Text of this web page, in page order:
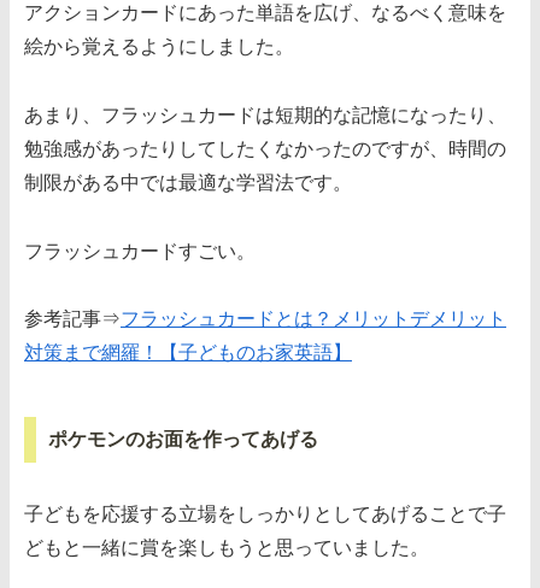
アクションカードにあった単語を広げ、なるべく意味を
絵から覚えるようにしました。
あまり、フラッシュカードは短期的な記憶になったり、
勉強感があったりしてしたくなかったのですが、時間の
制限がある中では最適な学習法です。
フラッシュカードすごい。
参考記事⇒フラッシュカードとは？メリットデメリット
対策まで網羅！【子どものお家英語】
ポケモンのお面を作ってあげる
子どもを応援する立場をしっかりとしてあげることで子
どもと一緒に賞を楽しもうと思っていました。